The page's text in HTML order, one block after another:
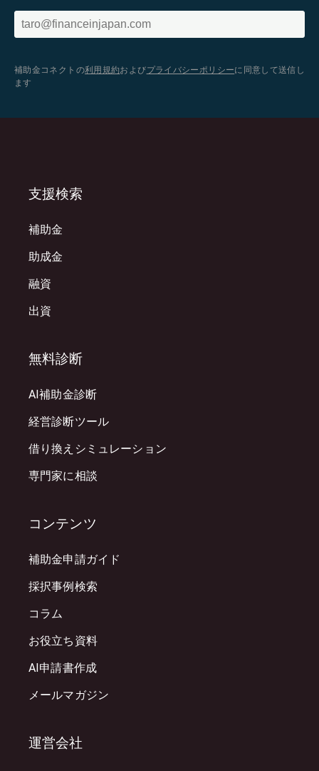
補助金コネクトの利用規約およびプライバシーポリシーに同意して送信し
ます
支援検索
補助金
助成金
融資
出資
無料診断
AI補助金診断
経営診断ツール
借り換えシミュレーション
専門家に相談
コンテンツ
補助金申請ガイド
採択事例検索
コラム
お役立ち資料
AI申請書作成
メールマガジン
運営会社